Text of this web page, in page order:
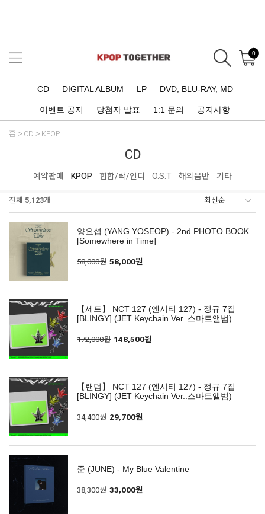
0
CD DIGITAL ALBUM LP DVD, BLU-RAY, MD
이벤트 공지 당첨자 발표 1:1 문의 공지사항
홈 CD KPOP
CD
예약판매 KPOP 힙합/락/인디 O.S.T 해외음반 기타
전체 5,123개
양요섭 (YANG YOSEOP) - 2nd PHOTO BOOK
[Somewhere in Time]
58,000원 58,000원
【세트】 NCT 127 (엔시티 127) - 정규 7집
[BLINGY] (JET Keychain Ver..스마트앨범)
172,000원 148,500원
【랜덤】 NCT 127 (엔시티 127) - 정규 7집
[BLINGY] (JET Keychain Ver..스마트앨범)
34,400원 29,700원
준 (JUNE) - My Blue Valentine
38,300원 33,000원